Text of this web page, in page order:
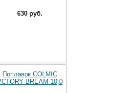
630 руб.
Поплавок COLMIC
BREAM 10,0